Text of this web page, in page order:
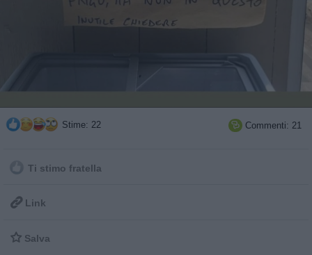
Stime: 22  Commenti: 21
Ti stimo fratella
 Link
 Salva